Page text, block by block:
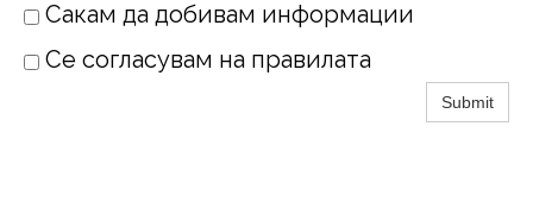
Сакам да добивам информации
Се согласувам на правилата
Submit